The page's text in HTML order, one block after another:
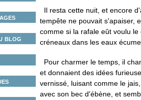
blog
Il resta cette nuit, et encore
tempête ne pouvait s'apaiser,
comme si la rafale eût voulu
créneaux dans les eaux
Pour charmer le temps, il
et donnaient des idées
vernissé, luisant comme le
avec son bec d'ébène, et